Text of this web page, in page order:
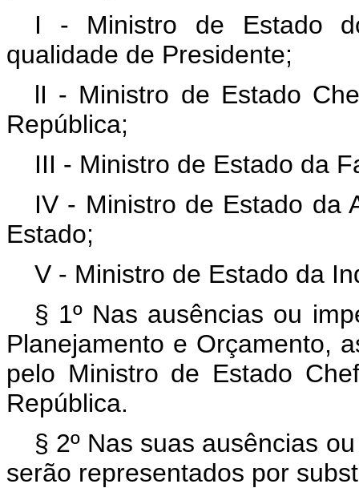
I - Ministro de Estado
qualidade de Presidente;
lI - Ministro de Estado
República;
III - Ministro de Estado da
IV - Ministro de Estado da
Estado;
V - Ministro de Estado da
§ 1º Nas ausências ou
Planejamento e Orçamento,
pelo Ministro de Estado
República.
§ 2º Nas suas ausências
serão representados por